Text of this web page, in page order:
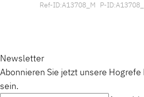
Ref-ID:A13708_M P-
Newsletter
Abonnieren Sie jetzt unsere
sein.